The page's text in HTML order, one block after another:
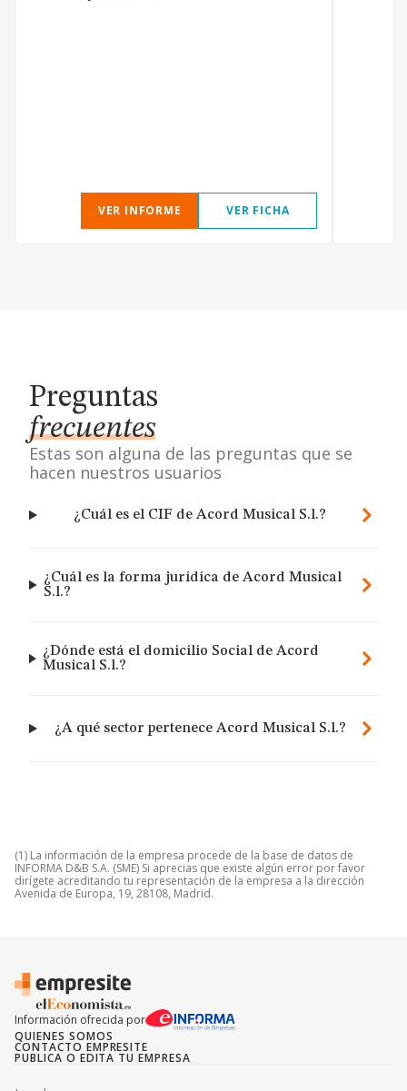
VER INFORME VER FICHA
Preguntas
frecuentes
Estas son alguna de las preguntas que se
hacen nuestros usuarios
¿Cuál es el CIF de Acord Musical S.l.?
¿Cuál es la forma jurídica de Acord Musical
S.l.?
¿Dónde está el domicilio Social de Acord
Musical S.l.?
¿A qué sector pertenece Acord Musical S.l.?
(1) La información de la empresa procede de la base de datos de
INFORMA D&B S.A. (SME) Si aprecias que existe algún error por favor
dirígete acreditando tu representación de la empresa a la dirección
Avenida de Europa, 19, 28108, Madrid.
Información ofrecida por
QUIENES SOMOS
CONTACTO EMPRESITE
PUBLICA O EDITA TU EMPRESA